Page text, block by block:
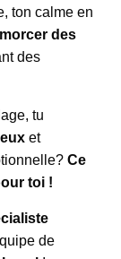
ton calme en
des
des
tu
et
Ce
toi !
de